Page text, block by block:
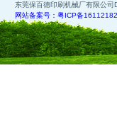
东莞保百德印刷机械厂有限公
网站备案号：粤ICP备